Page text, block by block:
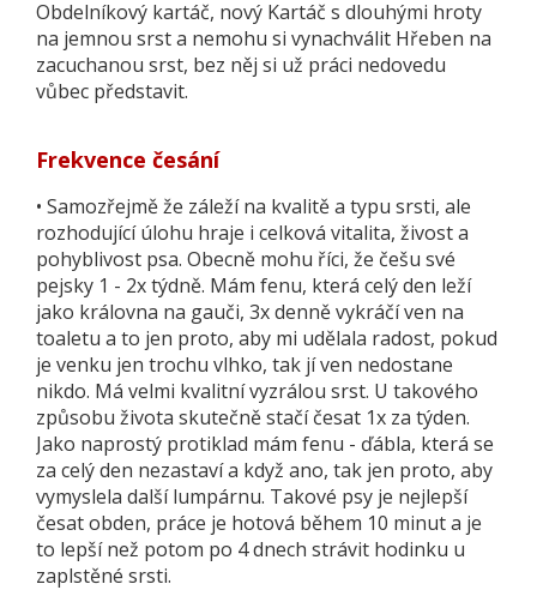
Obdelníkový kartáč, nový Kartáč s dlouhými hroty
na jemnou srst a nemohu si vynachválit Hřeben na
zacuchanou srst, bez něj si už práci nedovedu
vůbec představit.
Frekvence česání
• Samozřejmě že záleží na kvalitě a typu srsti, ale
rozhodující úlohu hraje i celková vitalita, živost a
pohyblivost psa. Obecně mohu říci, že češu své
pejsky 1 - 2x týdně. Mám fenu, která celý den leží
jako královna na gauči, 3x denně vykráčí ven na
toaletu a to jen proto, aby mi udělala radost, pokud
je venku jen trochu vlhko, tak jí ven nedostane
nikdo. Má velmi kvalitní vyzrálou srst. U takového
způsobu života skutečně stačí česat 1x za týden.
Jako naprostý protiklad mám fenu - ďábla, která se
za celý den nezastaví a když ano, tak jen proto, aby
vymyslela další lumpárnu. Takové psy je nejlepší
česat obden, práce je hotová během 10 minut a je
to lepší než potom po 4 dnech strávit hodinku u
zaplstěné srsti.